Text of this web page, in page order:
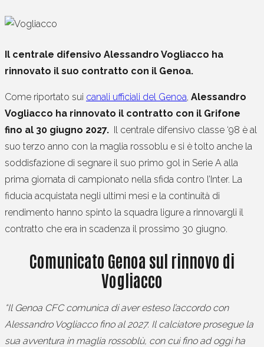
Il centrale difensivo Alessandro Vogliacco ha
rinnovato il suo contratto con il Genoa.
Come riportato sui canali ufficiali del Genoa, Alessandro
Vogliacco ha rinnovato il contratto con il Grifone
fino al 30 giugno 2027. Il centrale difensivo classe ‘98 è al
suo terzo anno con la maglia rossoblu e si è tolto anche la
soddisfazione di segnare il suo primo gol in Serie A alla
prima giornata di campionato nella sfida contro l’Inter. La
fiducia acquistata negli ultimi mesi e la continuità di
rendimento hanno spinto la squadra ligure a rinnovargli il
contratto che era in scadenza il prossimo 30 giugno.
Comunicato Genoa sul rinnovo di
Vogliacco
“Il Genoa CFC comunica di aver esteso l’accordo con
Alessandro Vogliacco fino al 2027. Il calciatore prosegue la
sua avventura in maglia rossoblù, con cui fino ad oggi ha